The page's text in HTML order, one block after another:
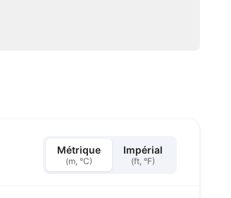
Métrique
(m, °C)
Impérial
(ft, °F)